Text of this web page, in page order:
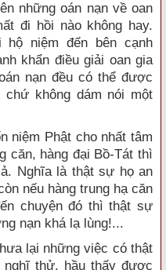
những oán nạn về oan
đi hồi nào không hay.
niệm đến bên cạnh
khẩn điều giải oan gia
nạn đều có thể được
không dám nói một
niệm Phật cho nhất tâm
căn, hàng đại Bồ-Tát thì
Nghĩa là thật sự họ an
nếu hàng trung hạ căn
chuyện đó thì thật sự
nạn khá lạ lùng!...
lại những việc có thật
thử, hầu thấy được